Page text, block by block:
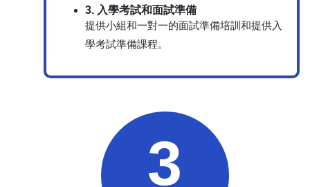
3. 入學考試和面試準備
提供小組和一對一的面試準備培訓和提供入
學考試準備課程。
3